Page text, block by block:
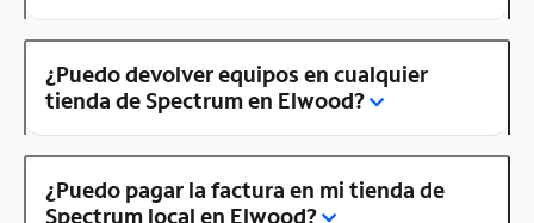
¿Puedo devolver equipos en cualquier
tienda de Spectrum en Elwood?
¿Puedo pagar la factura en mi tienda de
Spectrum local en Elwood?